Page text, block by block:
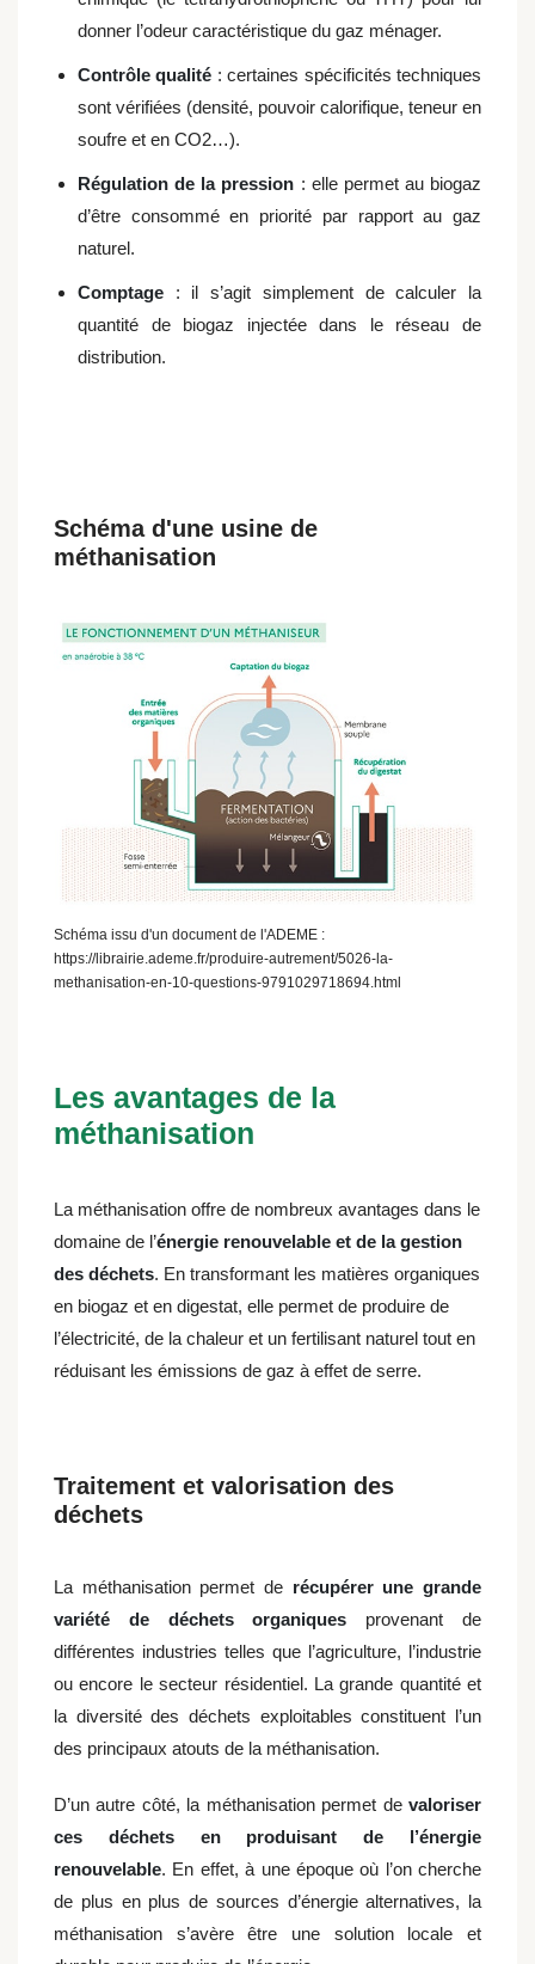
donner l’odeur caractéristique du gaz ménager.
Contrôle qualité : certaines spécificités techniques
sont vérifiées (densité, pouvoir calorifique, teneur en
soufre et en CO2…).
Régulation de la pression : elle permet au biogaz
d’être consommé en priorité par rapport au gaz
naturel.
Comptage : il s’agit simplement de calculer la
quantité de biogaz injectée dans le réseau de
distribution.
Schéma d'une usine de
méthanisation
Schéma issu d'un document de l'ADEME :
https://librairie.ademe.fr/produire-autrement/5026-la-
methanisation-en-10-questions-9791029718694.html
Les avantages de la
méthanisation
La méthanisation offre de nombreux avantages dans le
domaine de l’énergie renouvelable et de la gestion
des déchets. En transformant les matières organiques
en biogaz et en digestat, elle permet de produire de
l’électricité, de la chaleur et un fertilisant naturel tout en
réduisant les émissions de gaz à effet de serre.
Traitement et valorisation des
déchets
La méthanisation permet de récupérer une grande
variété de déchets organiques provenant de
différentes industries telles que l’agriculture, l’industrie
ou encore le secteur résidentiel. La grande quantité et
la diversité des déchets exploitables constituent l’un
des principaux atouts de la méthanisation.
D’un autre côté, la méthanisation permet de valoriser
ces déchets en produisant de l’énergie
renouvelable. En effet, à une époque où l’on cherche
de plus en plus de sources d’énergie alternatives, la
méthanisation s’avère être une solution locale et